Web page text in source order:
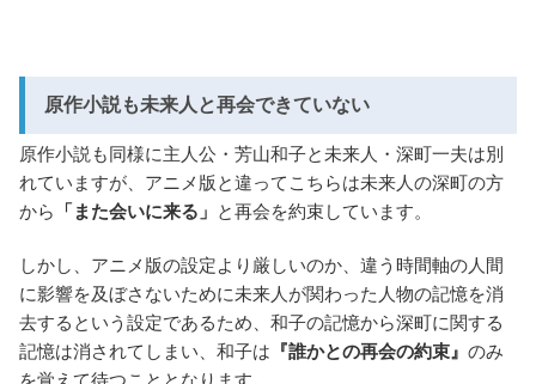
原作小説も未来人と再会できていない
原作小説も同様に主人公・芳山和子と未来人・深町一夫は別
れていますが、アニメ版と違ってこちらは未来人の深町の方
から
「また会いに来る」 と再会を約束しています。
しかし、アニメ版の設定より厳しいのか、違う時間軸の人間
に影響を及ぼさないために未来人が関わった人物の記憶を消
去するという設定であるため、和子の記憶から深町に関する
記憶は消されてしまい、和子は 『誰かとの再会の約束』 のみ